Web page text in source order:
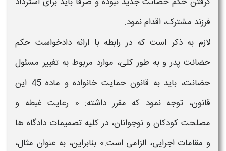
فرزند مشترک، اقدام نمود.
لازم به ذکر است که در رابطه با ارائهدادخواست حکم
حضانت پدرو به طور کلی، موارد مربوط به تغییر مسئول
حضانت، باید به قانون حمایت خانواده و ماده 45 این
قانون، توجه نمود که مقرر داشته: « رعایت غبطه و
مصلحت کودکان و نوجوانان، در کلیه تصمیمات دادگاه ‌ها
و مقامات اجرایی، الزامی است.» بنابراین، به عنوان مثال،